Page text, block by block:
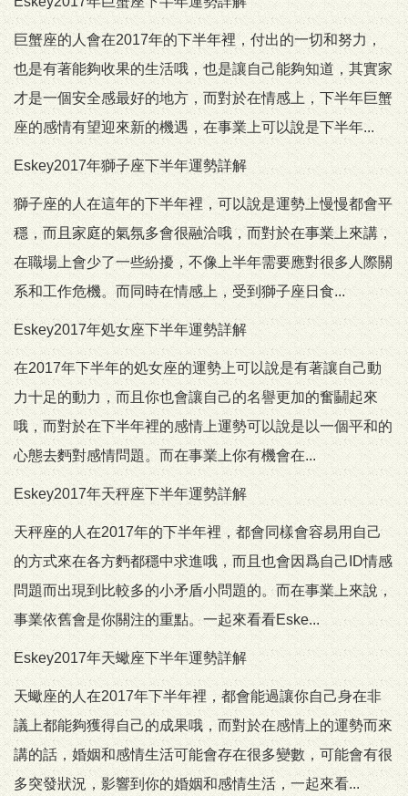
巨蟹座的人會在2017年的下半年裡，付出的一切和努力，
也是有著能夠收果的生活哦，也是讓自己能夠知道，其實家
才是一個安全感最好的地方，而對於在情感上，下半年巨蟹
座的感情有望迎來新的機遇，在事業上可以說是下半年...
Eskey2017年獅子座下半年運勢詳解
獅子座的人在這年的下半年裡，可以說是運勢上慢慢都會平
穩，而且家庭的氣氛多會很融洽哦，而對於在事業上來講，
在職場上會少了一些紛擾，不像上半年需要應對很多人際關
系和工作危機。而同時在情感上，受到獅子座日食...
Eskey2017年処女座下半年運勢詳解
在2017年下半年的処女座的運勢上可以說是有著讓自己動
力十足的動力，而且你也會讓自己的名譽更加的奮鬭起來
哦，而對於在下半年裡的感情上運勢可以說是以一個平和的
心態去麪對感情問題。而在事業上你有機會在...
Eskey2017年天秤座下半年運勢詳解
天秤座的人在2017年的下半年裡，都會同樣會容易用自己
的方式來在各方麪都穩中求進哦，而且也會因爲自己ID情感
問題而出現到比較多的小矛盾小問題的。而在事業上來說，
事業依舊會是你關注的重點。一起來看看Eske...
Eskey2017年天蠍座下半年運勢詳解
天蠍座的人在2017年下半年裡，都會能過讓你自己身在非
議上都能夠獲得自己的成果哦，而對於在感情上的運勢而來
講的話，婚姻和感情生活可能會存在很多變數，可能會有很
多突發狀況，影響到你的婚姻和感情生活，一起來看...